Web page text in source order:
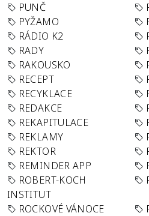
PUNČ
PYŽAMO
RÁDIO K2
RADY
RAKOUSKO
RECEPT
RECYKLACE
REDAKCE
REKAPITULACE
REKLAMY
REKTOR
REMINDER APP
ROBERT-KOCH
INSTITUT
ROCKOVÉ VÁNOCE